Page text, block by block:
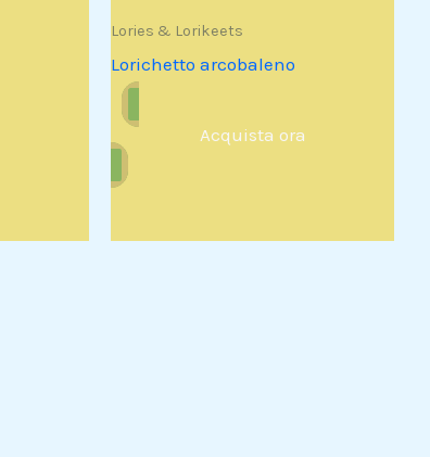
Lories & Lorikeets
Lorichetto arcobaleno
Acquista ora